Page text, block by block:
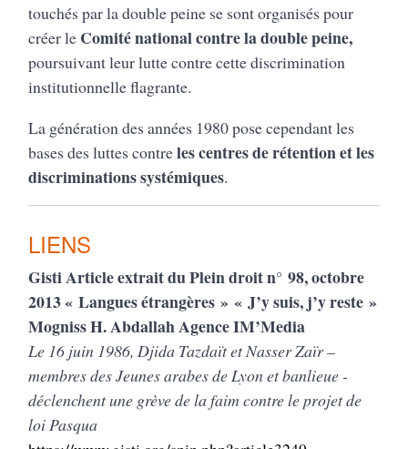
touchés par la double peine se sont organisés pour
créer le Comité national contre la double peine,
poursuivant leur lutte contre cette discrimination
institutionnelle flagrante.
La génération des années 1980 pose cependant les
bases des luttes contreles centres de rétention et les
discriminations systémiques.
LIENS
Gisti Article extrait du Plein droit n° 98, octobre
2013 « Langues étrangères » « J’y suis, j’y reste »
Mogniss H. Abdallah Agence IM’Media
Le 16 juin 1986, Djida Tazdaït et Nasser Zaïr –
membres des Jeunes arabes de Lyon et banlieue -
déclenchent une grève de la faim contre le projet de
loi Pasqua